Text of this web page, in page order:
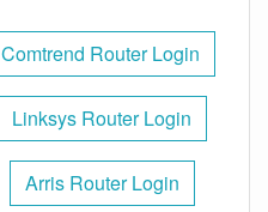
Comtrend Router Login
Linksys Router Login
Arris Router Login